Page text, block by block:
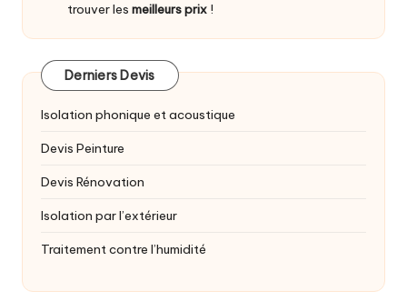
trouver les meilleurs prix!
Derniers Devis
Isolation phonique et acoustique
Devis Peinture
Devis Rénovation
Isolation par l’extérieur
Traitement contre l’humidité